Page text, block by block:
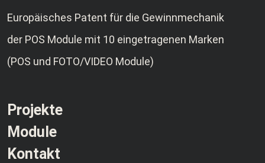
Europäisches Patent für die Gewinnmechanik
der POS Module mit 10 eingetragenen Marken
(POS und FOTO/VIDEO Module)
Projekte
Module
Kontakt